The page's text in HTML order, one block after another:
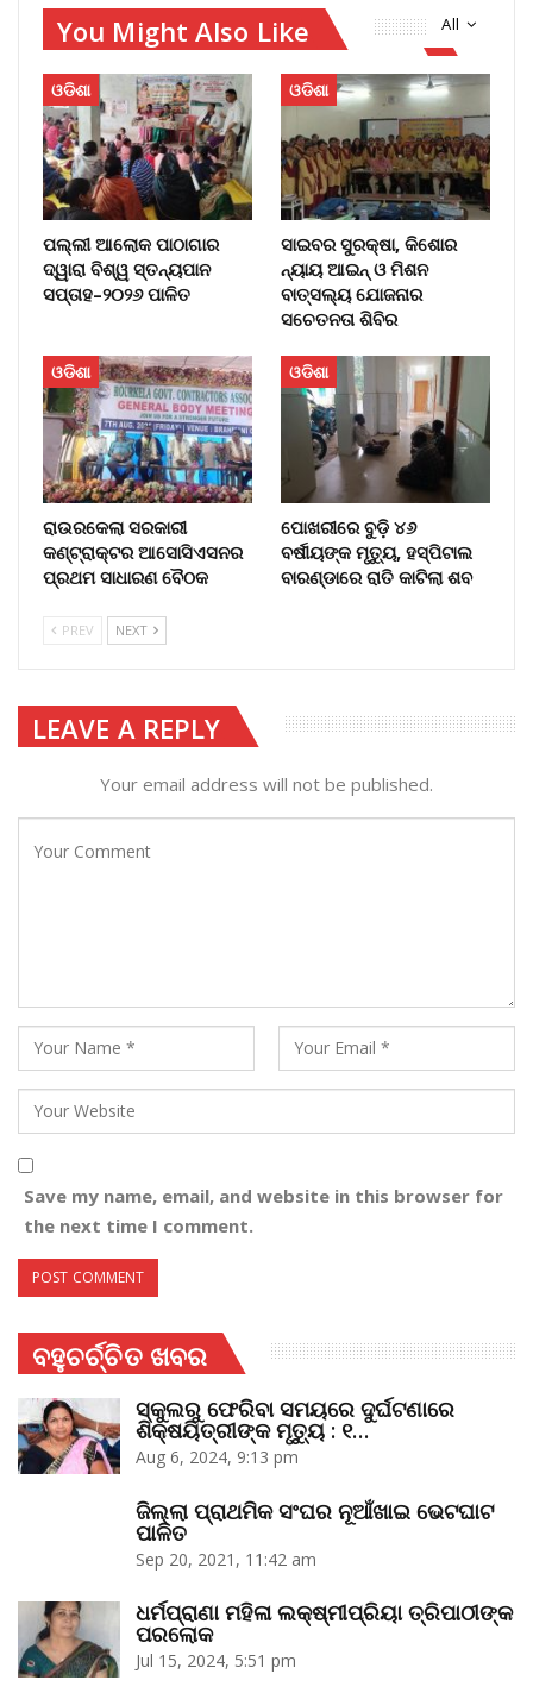
All
You Might Also Like
ଓଡିଶା
ପଲ୍ଲୀ ଆଲୋକ ପାଠାଗାର
ଦ୍ୱାରା ବିଶ୍ୱ ସ୍ତନ୍ୟପାନ
ସପ୍ତାହ–୨୦୨୬ ପାଳିତ
ଓଡିଶା
ସାଇବର ସୁରକ୍ଷା, କିଶୋର
ନ୍ୟାୟ ଆଇନ୍ ଓ ମିଶନ
ବାତ୍ସଲ୍ୟ ଯୋଜନାର
ସଚେତନତା ଶିବିର
ଓଡିଶା
ରାଉରକେଲା ସରକାରୀ
କଣ୍ଟ୍ରାକ୍ଟର ଆସୋସିଏସନର
ପ୍ରଥମ ସାଧାରଣ ବୈଠକ
ଓଡିଶା
ପୋଖରୀରେ ବୁଡ଼ି ୪୬
ବର୍ଷୀୟଙ୍କ ମୃତ୍ୟୁ, ହସ୍ପିଟାଲ
ବାରଣ୍ଡାରେ ରାତି କାଟିଲା ଶବ
PREV NEXT
LEAVE A REPLY
Your email address will not be published.
Save my name, email, and website in this browser for
the next time I comment.
ବହୁଚର୍ଚ୍ଚିତ ଖବର
ସ୍କୁଲରୁ ଫେରିବା ସମୟରେ ଦୁର୍ଘଟଣାରେ
ଶିକ୍ଷୟିତ୍ରୀଙ୍କ ମୃତ୍ୟୁ : ୧…
Aug 6, 2024, 9:13 pm
ଜିଲ୍ଲା ପ୍ରାଥମିକ ସଂଘର ନୂଆଁଖାଇ ଭେଟଘାଟ
ପାଳିତ
Sep 20, 2021, 11:42 am
ଧର୍ମପ୍ରାଣା ମହିଳା ଲକ୍ଷ୍ମୀପ୍ରିୟା ତ୍ରିପାଠୀଙ୍କ
ପରଲୋକ
Jul 15, 2024, 5:51 pm